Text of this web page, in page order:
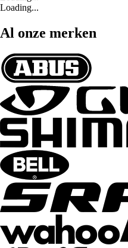
Loading...
Al onze merken